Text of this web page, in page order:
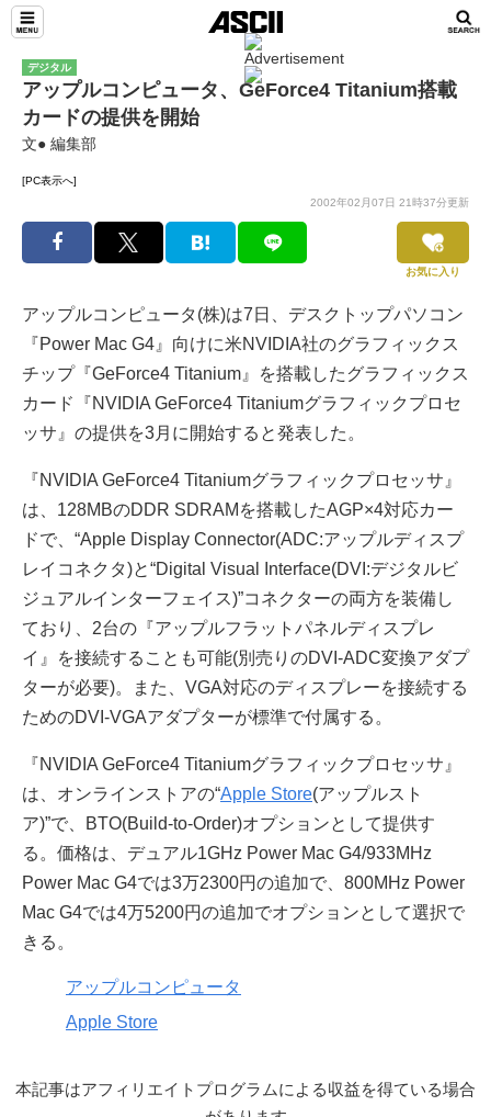
デジタル
アップルコンピュータ、GeForce4 Titanium搭載
カードの提供を開始
文● 編集部
[PC表示へ]
2002年02月07日 21時37分更新
お気に入り
アップルコンピュータ(株)は7日、デスクトップパソコン
『Power Mac G4』向けに米NVIDIA社のグラフィックス
チップ『GeForce4 Titanium』を搭載したグラフィックス
カード『NVIDIA GeForce4 Titaniumグラフィックプロセ
ッサ』の提供を3月に開始すると発表した。
『NVIDIA GeForce4 Titaniumグラフィックプロセッサ』
は、128MBのDDR SDRAMを搭載したAGP×4対応カー
ドで、“Apple Display Connector(ADC:アップルディスプ
レイコネクタ)と“Digital Visual Interface(DVI:デジタルビ
ジュアルインターフェイス)”コネクターの両方を装備し
ており、2台の『アップルフラットパネルディスプレ
イ』を接続することも可能(別売りのDVI-ADC変換アダプ
ターが必要)。また、VGA対応のディスプレーを接続する
ためのDVI-VGAアダプターが標準で付属する。
『NVIDIA GeForce4 Titaniumグラフィックプロセッサ』
は、オンラインストアの“Apple Store(アップルスト
ア)”で、BTO(Build-to-Order)オプションとして提供す
る。価格は、デュアル1GHz Power Mac G4/933MHz
Power Mac G4では3万2300円の追加で、800MHz Power
Mac G4では4万5200円の追加でオプションとして選択で
きる。
アップルコンピュータ
Apple Store
本記事はアフィリエイトプログラムによる収益を得ている場合